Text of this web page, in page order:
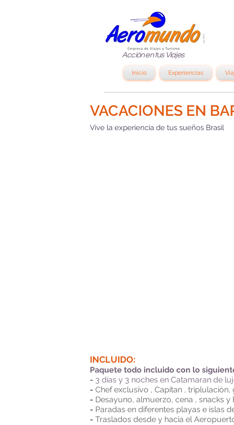
Acción en tus Viajes
Inicio Experiencias
VACACIONES EN
Vive la experiencia de tus sueños Brasil
INCLUIDO:
Paquete todo incluido con lo
- 3 días y 3 noches en Catamaran de
- Chef exclusivo , Capitan , triplulación,
- Desayuno, almuerzo, cena , snacks y
- Paradas en diferentes playas e islas
- Traslados desde y hacia el